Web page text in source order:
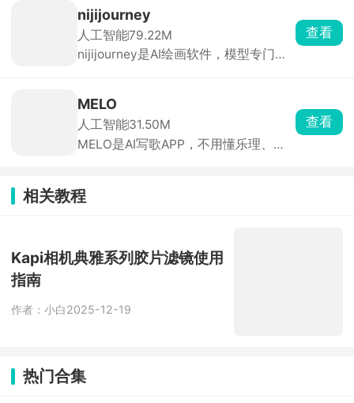
音输入问出你的问题，通义AI将会搜罗
全网答案进行整合，即可获取答案。还
会自动生成你所需要的内容，在不同环
境和场景中稳定运行，答疑解惑。
nijijourney
人工智能79.22M
nijijourney是AI绘画软件，模型专门适
次元图。萌系少女、热血少年、动漫场
切换，还能局部改图、参考图片画风复
刻。连续画同一个角色不会脸型跑偏，
查看
MELO
人工智能31.50M
MELO是AI写歌APP，不用懂乐理、不
频画面，AI直接生成带人声、完整编曲
的成品。会员产出的音乐版权完全归自
互通，随手记录灵感就能编曲。
查看
相关教程
Kapi相机典雅系列胶片滤镜使用
指南
作者：小白2025-12-19
热门合集